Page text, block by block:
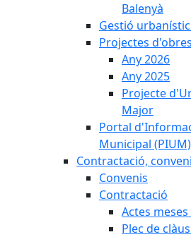
Balenyà
Gestió
Projectes
Any 2026
Any 2025
Projecte
Major
Portal
Municipal (PIUM)
Contractació,
Convenis
Contractació
Actes
Plec de